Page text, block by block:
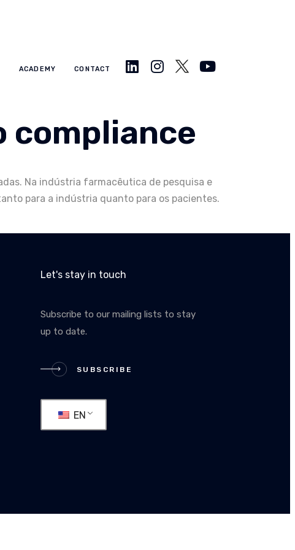
ACADEMY CONTACT
compliance
Na indústria farmacêutica de pesquisa e
para a indústria quanto para os pacientes.
Let's stay in touch
Subscribe to our mailing lists to stay
up to date.
SUBSCRIBE
EN